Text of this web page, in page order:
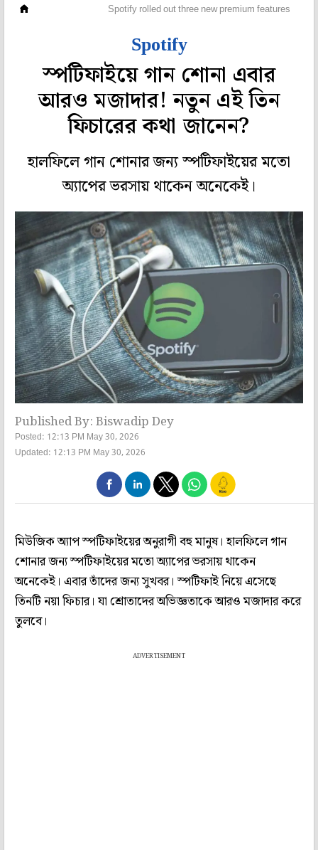
Spotify rolled out three new premium features
Spotify
স্পটিফাইয়ে গান শোনা এবার
আরও মজাদার! নতুন এই তিন
ফিচারের কথা জানেন?
হালফিলে গান শোনার জন্য স্পটিফাইয়ের মতো
অ্যাপের ভরসায় থাকেন অনেকেই।
Published By: Biswadip Dey
Posted: 12:13 PM May 30, 2026
Updated: 12:13 PM May 30, 2026
মিউজিক অ্যাপ স্পটিফাইয়ের অনুরাগী বহু মানুষ। হালফিলে গান
শোনার জন্য স্পটিফাইয়ের মতো অ্যাপের ভরসায় থাকেন
অনেকেই। এবার তাঁদের জন্য সুখবর। স্পটিফাই নিয়ে এসেছে
তিনটি নয়া ফিচার। যা শ্রোতাদের অভিজ্ঞতাকে আরও মজাদার করে
তুলবে।
ADVERTISEMENT